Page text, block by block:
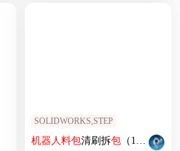
SOLIDWORKS,STEP
机器人料包清刷拆包（1对4）方案